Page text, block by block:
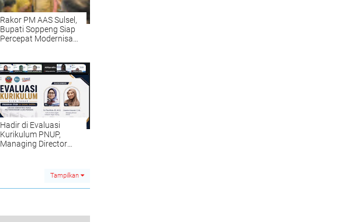
Rakor PM AAS Sulsel,
Bupati Soppeng Siap
Percepat Modernisasi
Hadir di Evaluasi
Kurikulum PNUP,
Managing Director
Tampilkan